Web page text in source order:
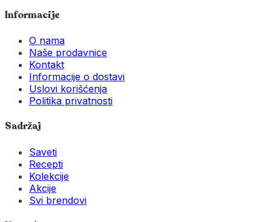
Informacije
O nama
Naše prodavnice
Kontakt
Informacije o dostavi
Uslovi korišćenja
Politika privatnosti
Sadržaj
Saveti
Recepti
Kolekcije
Akcije
Svi brendovi